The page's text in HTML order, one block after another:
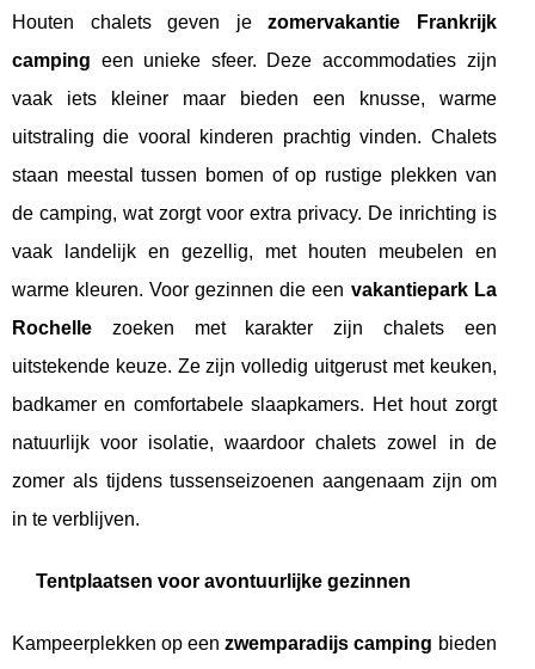
Houten chalets geven jezomervakantie Frankrijk
camping een unieke sfeer. Deze accommodaties zijn
vaak iets kleiner maar bieden een knusse, warme
uitstraling die vooral kinderen prachtig vinden. Chalets
staan meestal tussen bomen of op rustige plekken van
de camping, wat zorgt voor extra privacy. De inrichting is
vaak landelijk en gezellig, met houten meubelen en
warme kleuren. Voor gezinnen die een vakantiepark La
Rochelle zoeken met karakter zijn chalets een
uitstekende keuze. Ze zijn volledig uitgerust met keuken,
badkamer en comfortabele slaapkamers. Het hout zorgt
natuurlijk voor isolatie, waardoor chalets zowel in de
zomer als tijdens tussenseizoenen aangenaam zijn om
in te verblijven.
Tentplaatsen voor avontuurlijke gezinnen
Kampeerplekken op eenzwemparadijs camping bieden